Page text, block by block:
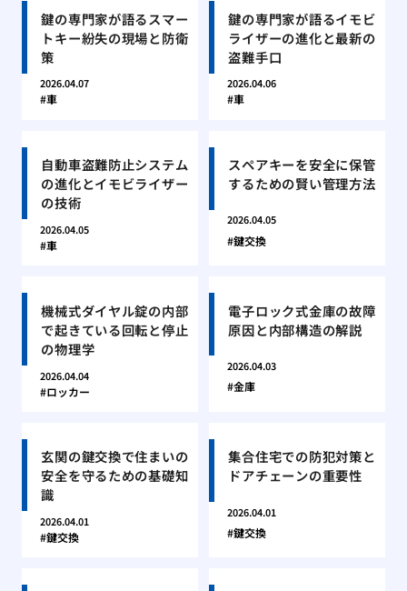
鍵の専門家が語るスマー
トキー紛失の現場と防衛
策
2026.04.07
車
鍵の専門家が語るイモビ
ライザーの進化と最新の
盗難手口
2026.04.06
車
自動車盗難防止システム
の進化とイモビライザー
の技術
2026.04.05
車
スペアキーを安全に保管
するための賢い管理方法
2026.04.05
鍵交換
機械式ダイヤル錠の内部
で起きている回転と停止
の物理学
2026.04.04
ロッカー
電子ロック式金庫の故障
原因と内部構造の解説
2026.04.03
金庫
玄関の鍵交換で住まいの
安全を守るための基礎知
識
2026.04.01
鍵交換
集合住宅での防犯対策と
ドアチェーンの重要性
2026.04.01
鍵交換